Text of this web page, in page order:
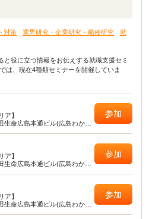
対策 業界研究・企業研究・職種研究
就
役に立つ情報をお伝えする就職支援セミ
は、現在4種類セミナーを開催していま
ア】
生命広島本通ビル(広島わかも
参加
ア】
生命広島本通ビル(広島わかも
参加
ア】
生命広島本通ビル(広島わかも
参加